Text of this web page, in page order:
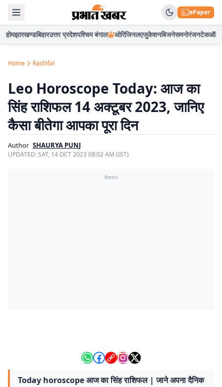
ePaper
होमझारखण्डबिहारउत्तर प्रदेशपश्चिम बंगाल ओरिजिनलएजुकेशनबिजनेसमनोरंजनटेकऑटो
Home Rashifal
Leo Horoscope Today: आज का
सिंह राशिफल 14 अक्टूबर 2023, जानिए
कैसा बीतेगा आपका पूरा दिन
Author SHAURYA PUNJ
UPDATED:SAT, 14 OCT 2023 08:02 AM (IST)
विज्ञापन
Today horoscope आज का सिंह राशिफल | जाने अपना दैनिक